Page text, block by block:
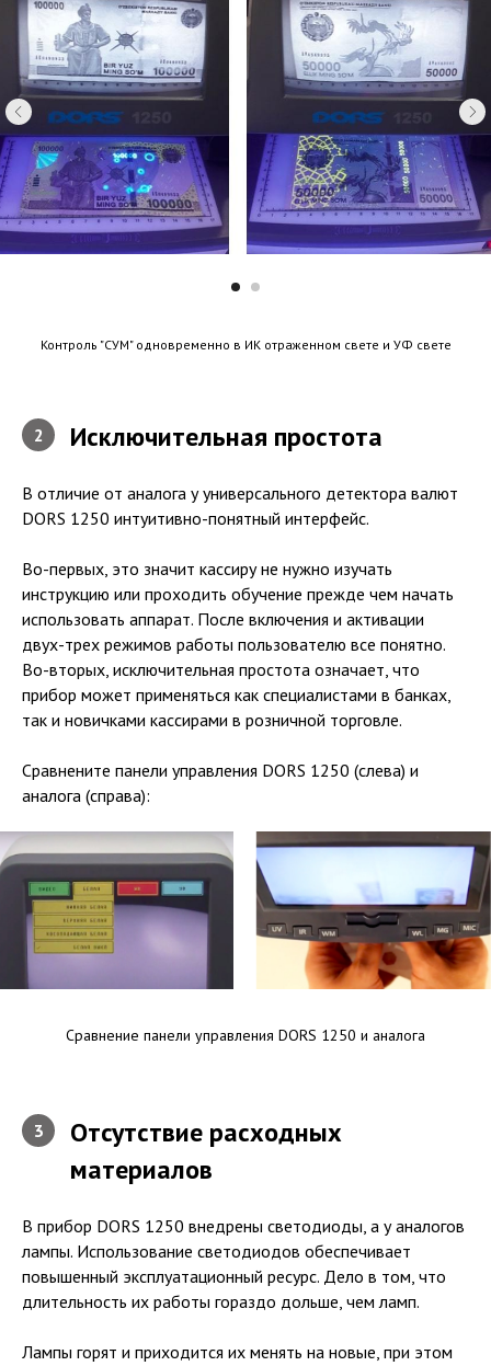
Контроль "СУМ" одновременно в ИК отраженном свете и УФ свете
2 Исключительная простота
В отличие от аналога у универсального детектора валют
DORS 1250 интуитивно-понятный интерфейс.
Во-первых, это значит кассиру не нужно изучать
инструкцию или проходить обучение прежде чем начать
использовать аппарат. После включения и активации
двух-трех режимов работы пользователю все понятно.
Во-вторых, исключительная простота означает, что
прибор может применяться как специалистами в банках,
так и новичками кассирами в розничной торговле.
Сравнените панели управления DORS 1250 (слева) и
аналога (справа):
Сравнение панели управления DORS 1250 и аналога
3
Отсутствие расходных
материалов
В прибор DORS 1250 внедрены светодиоды, а у аналогов
лампы. Использование светодиодов обеспечивает
повышенный эксплуатационный ресурс. Дело в том, что
длительность их работы гораздо дольше, чем ламп.
Лампы горят и приходится их менять на новые, при этом